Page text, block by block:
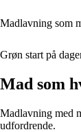
Madlavning som
Grøn start på
Mad som
Madlavning med
udfordrende.